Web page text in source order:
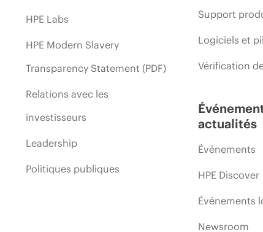
HPE Labs
HPE Modern Slavery
Transparency Statement (PDF)
Relations avec les
investisseurs
Leadership
Politiques publiques
Support
Logiciels et
Vérification
actualités
Événements
HPE Discover
Événements
Newsroom